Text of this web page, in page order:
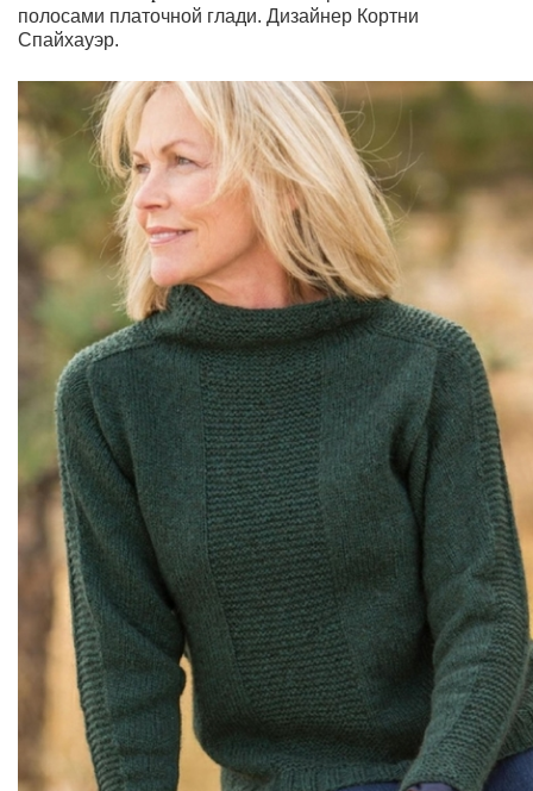
полосами платочной глади. Дизайнер Кортни
Спайхауэр.